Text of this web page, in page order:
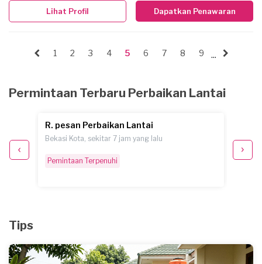
Dapatkan Penawaran
Lihat Profil
1 2 3 4 5 6 7 8 9 ...
Permintaan Terbaru Perbaikan Lantai
R. pesan Perbaikan Lantai
Bekasi Kota, sekitar 7 jam yang lalu
Pemintaan Terpenuhi
Tips